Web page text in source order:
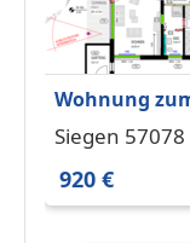
Wohnung
in Siegen 920
Siegen 57078
920 €